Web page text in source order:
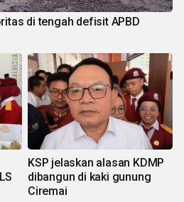
di tengah defisit APBD
KSP jelaskan alasan KDMP
dibangun di kaki gunung
Ciremai